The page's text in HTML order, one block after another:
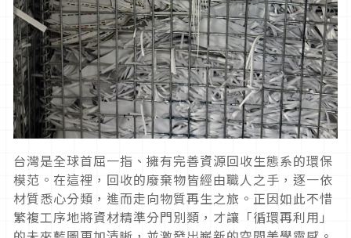
台灣是全球首屈一指、擁有完善資源回收生態系的環保
模范。在這裡，回收的廢棄物皆經由職人之手，逐一依
材質悉心分類，進而走向物質再生之旅。正因如此不惜
繁複工序地將資材精準分門別類，才讓「循環再利用」